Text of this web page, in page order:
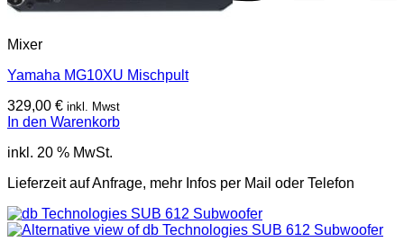
Mixer
Yamaha MG10XU Mischpult
329,00 € inkl. Mwst
In den Warenkorb
inkl. 20 % MwSt.
Lieferzeit auf Anfrage, mehr Infos per Mail oder Telefon